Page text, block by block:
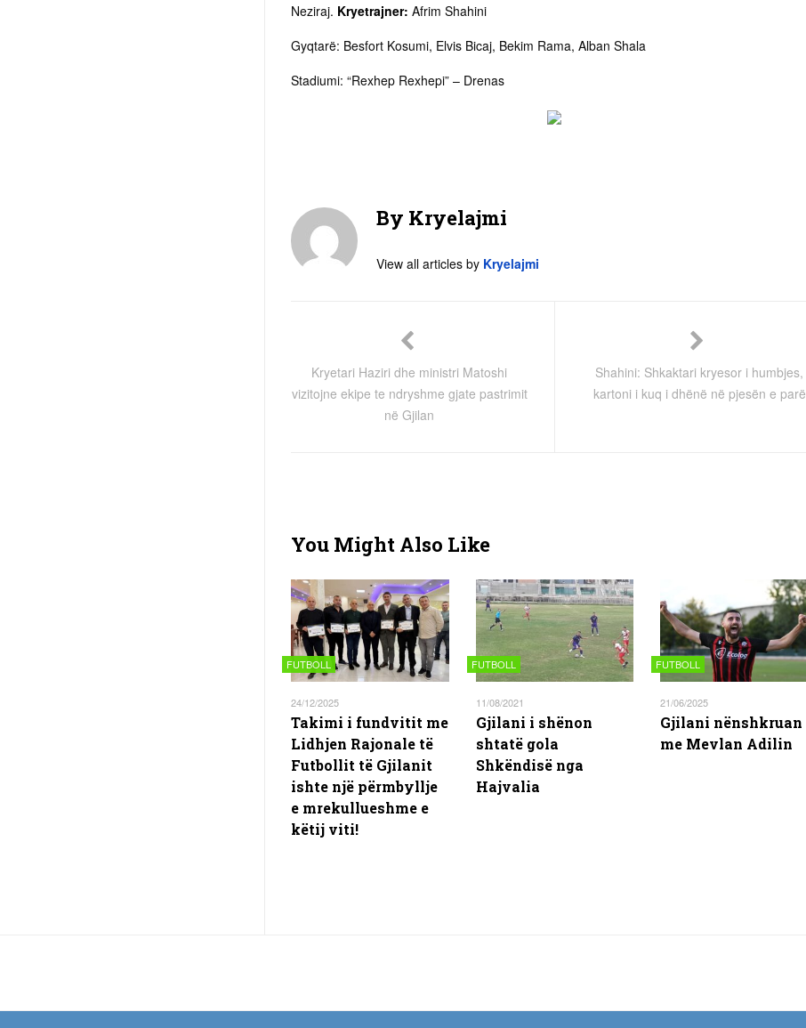
Neziraj. Kryetrajner: Afrim Shahini
Gyqtarë: Besfort Kosumi, Elvis Bicaj, Bekim Rama, Alban Shala
Stadiumi: “Rexhep Rexhepi” – Drenas
By Kryelajmi
View all articles by Kryelajmi
Kryetari Haziri dhe ministri Matoshi
vizitojne ekipe te ndryshme gjate pastrimit
në Gjilan
Shahini: Shkaktari kryesor i humbjes,
kartoni i kuq i dhënë në pjesën e parë
You Might Also Like
FUTBOLL
24/12/2025
Takimi i fundvitit me
Lidhjen Rajonale të
Futbollit të Gjilanit
ishte një përmbyllje
e mrekullueshme e
këtij viti!
FUTBOLL
11/08/2021
Gjilani i shënon
shtatë gola
Shkëndisë nga
Hajvalia
FUTBOLL
21/06/2025
Gjilani nënshkruan
me Mevlan Adilin